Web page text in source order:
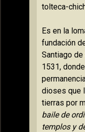
tolteca-
Es en la
fundación
Santiago de
1531,
dioses que
tierras por
baile de
templos y